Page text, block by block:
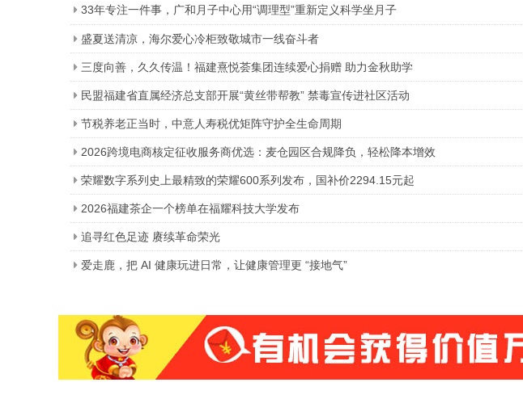
33年专注一件事，广和月子中心用“调理型”重新定义科学坐月子
盛夏送清凉，海尔爱心冷柜致敬城市一线奋斗者
三度向善，久久传温！福建熹悦荟集团连续爱心捐赠 助力金秋助学
民盟福建省直属经济总支部开展“黄丝带帮教” 禁毒宣传进社区活动
节税养老正当时，中意人寿税优矩阵守护全生命周期
2026跨境电商核定征收服务商优选：麦仓园区合规降负，轻松降本增效
荣耀数字系列史上最精致的荣耀600系列发布，国补价2294.15元起
2026福建茶企一个榜单在福耀科技大学发布
追寻红色足迹 赓续革命荣光
爱走鹿，把 AI 健康玩进日常，让健康管理更 “接地气”